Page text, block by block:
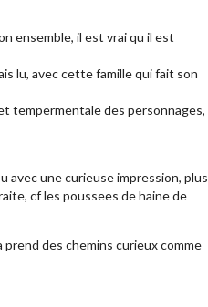
ensemble, il est vrai qu il est
lu, avec cette famille qui fait son
tempermentale des personnages,
avec une curieuse impression, plus
cf les poussees de haine de
prend des chemins curieux comme